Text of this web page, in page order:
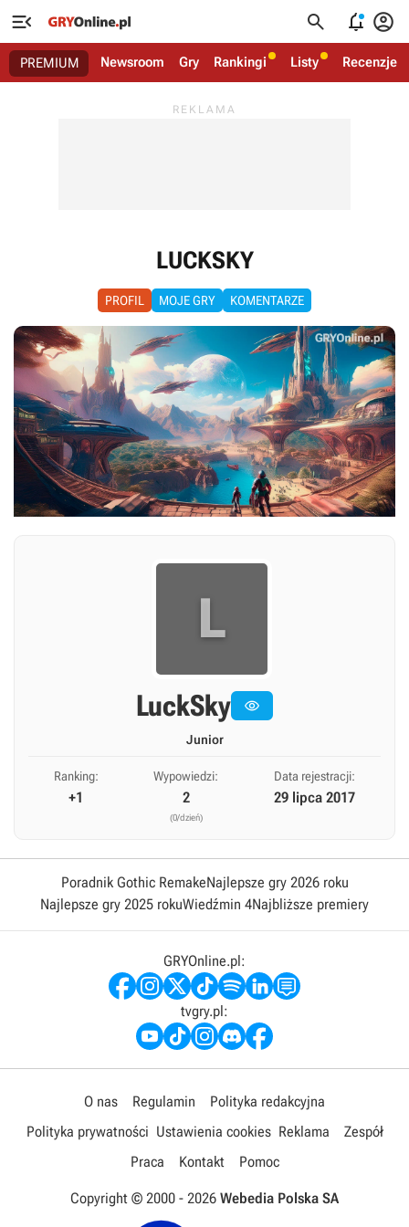
   
PREMIUM Newsroom Gry Rankingi Listy Recenzje
LUCKSKY
PROFIL MOJE GRY KOMENTARZE
L
LuckSky 
Junior
Ranking:
+1
Wypowiedzi:
2
(0/dzień)
Data rejestracji:
29 lipca 2017
Poradnik Gothic RemakeNajlepsze gry 2026 roku
Najlepsze gry 2025 rokuWiedźmin 4Najbliższe premiery
GRYOnline.pl:
tvgry.pl:
O nas Regulamin
Polityka redakcyjna
Polityka prywatności Ustawienia cookies Reklama
Zespół
Praca
Kontakt Pomoc
Copyright © 2000 - 2026 Webedia Polska SA